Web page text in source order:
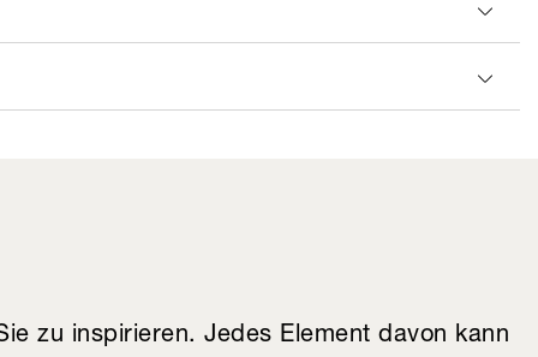
zu inspirieren. Jedes Element davon kann